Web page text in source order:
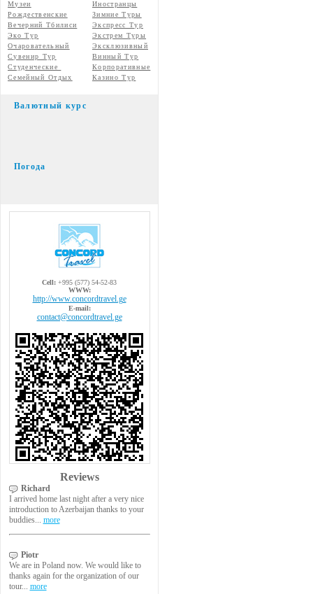
Музеи
Иностранцы
Рождественские
Зимние Туры
Вечерний Тбилиси
Экспресс Тур
Эко Тур
Экстрем Туры
Очаровательный
Эксклюзивный
Сувенир Тур
Винный Тур
Студенческие
Корпоративные
Семейный Отдых
Казино Тур
Валютный курс
Погода
Cell: +995 (577) 54-52-83
WWW:
http://www.concordtravel.ge
E-mail:
contact@concordtravel.ge
Reviews
Richard
I arrived home last night after a very nice
introduction to Azerbaijan thanks to your
buddies... more
Piotr
We are in Poland now. We would like to
thanks again for the organization of our
tour... more